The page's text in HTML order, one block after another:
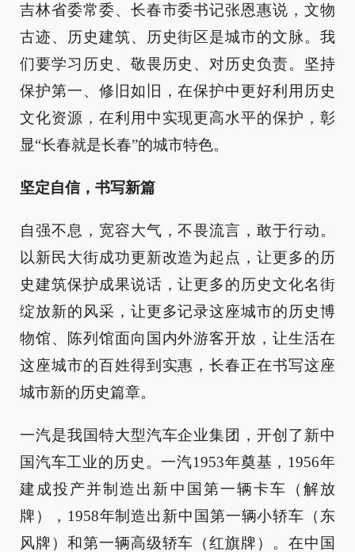
吉林省委常委、长春市委书记张恩惠说，文物
古迹、历史建筑、历史街区是城市的文脉。我
们要学习历史、敬畏历史、对历史负责。坚持
保护第一、修旧如旧，在保护中更好利用历史
文化资源，在利用中实现更高水平的保护，彰
显“长春就是长春”的城市特色。
坚定自信，书写新篇
自强不息，宽容大气，不畏流言，敢于行动。
以新民大街成功更新改造为起点，让更多的历
史建筑保护成果说话，让更多的历史文化名街
绽放新的风采，让更多记录这座城市的历史博
物馆、陈列馆面向国内外游客开放，让生活在
这座城市的百姓得到实惠，长春正在书写这座
城市新的历史篇章。
一汽是我国特大型汽车企业集团，开创了新中
国汽车工业的历史。一汽1953年奠基，1956年
建成投产并制造出新中国第一辆卡车（解放
牌），1958年制造出新中国第一辆小轿车（东
风牌）和第一辆高级轿车（红旗牌）。在中国